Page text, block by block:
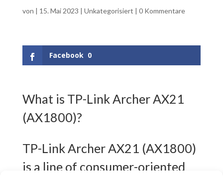
von | 15. Mai 2023 | Unkategorisiert | 0 Kommentare
Facebook 0
What is TP-Link Archer AX21
(AX1800)?
TP-Link Archer AX21 (AX1800)
is a line of consumer-oriented